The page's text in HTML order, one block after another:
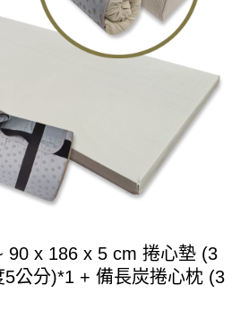
90 x 186 x 5 cm 捲心墊 (3
5公分)*1 + 備長炭捲心枕 (3